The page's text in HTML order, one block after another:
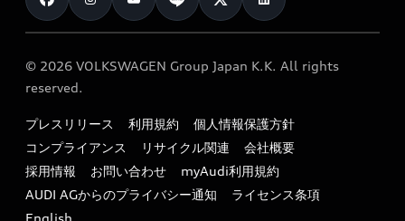
e-tronアフターサポート
myAudi
保証
メンテナンス
ファイナンス
キャンペーン / イベント
買取査定
オーナー様向けキャンペーン
特定整備適用車一覧
リサイクル法
よくある質問（FAQ）
© 2026 VOLKSWAGEN Group Japan K.K. All rights
reserved.
プレスリリース 利用規約
個人情報保護方針
コンプライアンス
リサイクル関連
会社概要
採用情報
お問い合わせ
myAudi利用規約
AUDI AGからのプライバシー通知
ライセンス条項
English